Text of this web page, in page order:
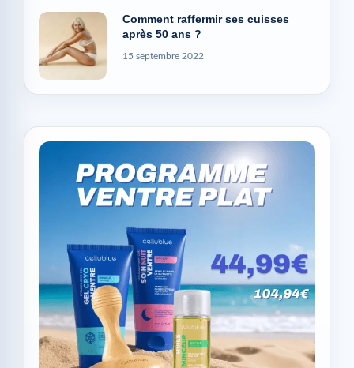
Comment raffermir ses cuisses
après 50 ans ?
15 septembre 2022